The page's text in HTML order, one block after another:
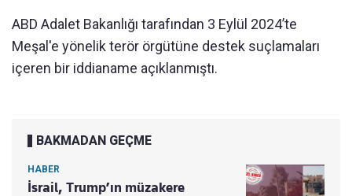
ABD Adalet Bakanlığı tarafından 3 Eylül 2024’te
Meşal'e yönelik terör örgütüne destek suçlamaları
içeren bir iddianame açıklanmıştı.
BAKMADAN GEÇME
HABER
İsrail, Trump’ın müzakere